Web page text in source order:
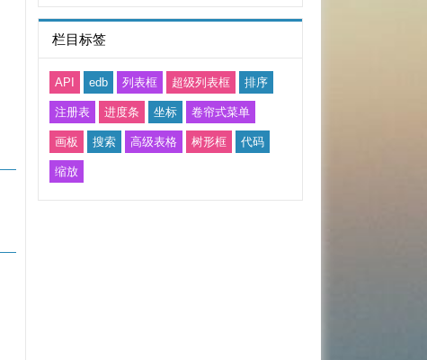
栏目标签
API edb 列表框 超级列表框 排序
注册表 进度条 坐标 卷帘式菜单
画板 搜索 高级表格 树形框 代码
缩放